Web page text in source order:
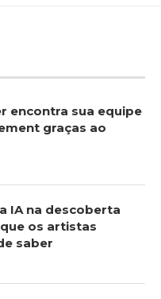
encontra sua equipe
graças ao
IA na descoberta
os artistas
saber